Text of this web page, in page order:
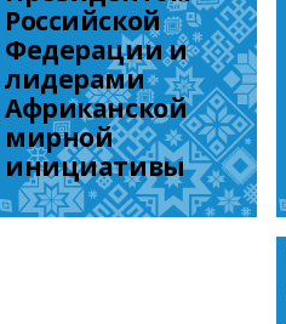
Российской
Федерации и
лидерами
Африканской
мирной
инициативы